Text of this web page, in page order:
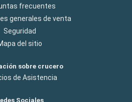
frecuentes
generales de venta
Seguridad
del sitio
sobre crucero
de Asistencia
Sociales